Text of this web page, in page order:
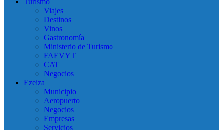
Turismo
Viajes
Destinos
Vinos
Gastronomía
Ministerio de Turismo
FAEVYT
CAT
Negocios
Ezeiza
Municipio
Aeropuerto
Negocios
Empresas
Servicios